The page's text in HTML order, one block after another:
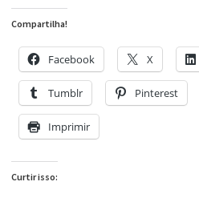
Compartilha!
Facebook X
Tumblr Pinterest
Imprimir
Curtir isso: